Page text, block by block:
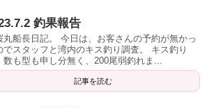
釣果報告
丸船長日記。 今日は、お客さんの予約が無かっ
でスタッフと湾内のキス釣り調査。 キス釣り
数も型も申し分無く、200尾弱釣れま...
記事を読む